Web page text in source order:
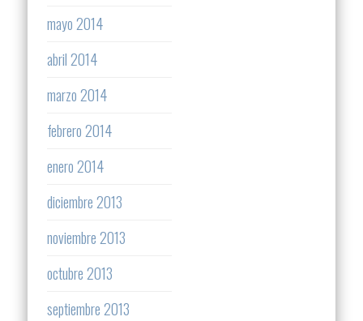
mayo 2014
abril 2014
marzo 2014
febrero 2014
enero 2014
diciembre 2013
noviembre 2013
octubre 2013
septiembre 2013